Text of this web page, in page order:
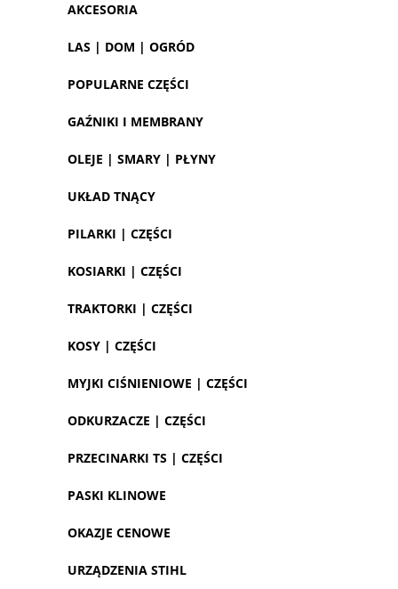
AKCESORIA
LAS | DOM | OGRÓD
POPULARNE CZĘŚCI
GAŹNIKI I MEMBRANY
OLEJE | SMARY | PŁYNY
UKŁAD TNĄCY
PILARKI | CZĘŚCI
KOSIARKI | CZĘŚCI
TRAKTORKI | CZĘŚCI
KOSY | CZĘŚCI
MYJKI CIŚNIENIOWE | CZĘŚCI
ODKURZACZE | CZĘŚCI
PRZECINARKI TS | CZĘŚCI
PASKI KLINOWE
OKAZJE CENOWE
URZĄDZENIA STIHL